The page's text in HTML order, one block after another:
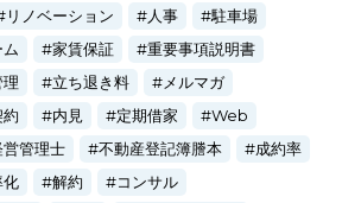
リノベーション 人事
駐車場
家賃保証
重要事項説明書
立ち退き料
メルマガ
内見 定期借家
Web
管理士 不動産登記簿謄本
成約率
化 解約
コンサル